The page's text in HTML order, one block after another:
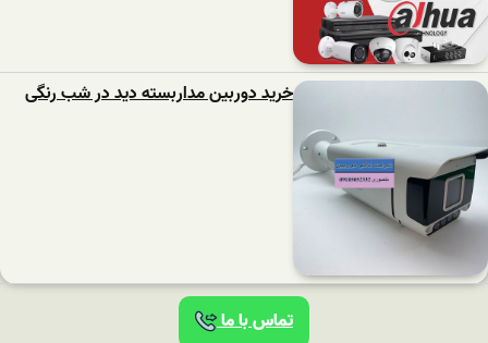
خرید دوربین مداربسته دید در شب رنگی
تماس با ما